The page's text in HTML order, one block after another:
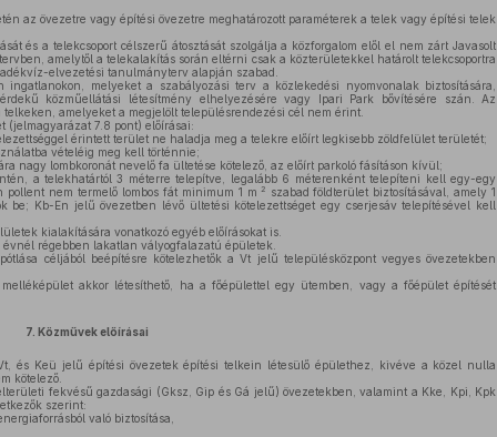
az övezetre vagy építési övezetre meghatározott paraméterek a telek vagy építési telek
és a telekcsoport célszerű átosztását szolgálja a közforgalom elől el nem zárt Javasolt
amelytől a telekalakítás során eltérni csak a közterületekkel határolt telekcsoportra
elvezetési tanulmányterv alapján szabad.
melyeket a szabályozási terv a közlekedési nyomvonalak biztosítására,
közműellátási létesítmény elhelyezésére vagy Ipari Park bővítésére szán. Az
amelyeket a megjelölt településrendezési cél nem érint.
(jelmagyarázat 7.8 pont) előírásai:
érintett terület ne haladja meg a telekre előírt legkisebb zöldfelület területét;
vételéig meg kell történnie;
nagy lombkoronát nevelő fa ültetése kötelező, az előírt parkoló fásításon kívül;
a telekhatártól 3 méterre telepítve, legalább 6 méterenként telepíteni kell egy-egy
nem termelő lombos fát minimum 1 m 2
szabad földterület biztosításával, amely 1
Kb-En jelű övezetben lévő ültetési kötelezettséget egy cserjesáv telepítésével kell
kialakítására vonatkozó egyéb előírásokat is.
régebben lakatlan vályogfalazatú épületek.
céljából beépítésre kötelezhetők a Vt jelű településközpont vegyes övezetekben
akkor létesíthető, ha a főépülettel egy ütemben, vagy a főépület építését
7. Közművek előírásai
és Keü jelű építési övezetek építési telkein létesülő épülethez, kivéve a közel nulla
kötelező.
fekvésű gazdasági (Gksz, Gip és Gá jelű) övezetekben, valamint a Kke, Kpi, Kpk
szerint:
való biztosítása,